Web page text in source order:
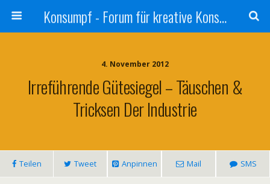
Konsumpf - Forum für kreative Konsumkritik - Culture Jamming, Nachhaltigkeit, Konzernkritik, Adbusting
4. November 2012
Irreführende Gütesiegel – Täuschen &
Tricksen Der Industrie
Teilen Tweet Anpinnen Mail SMS